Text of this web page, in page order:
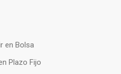
en Bolsa
Plazo Fijo